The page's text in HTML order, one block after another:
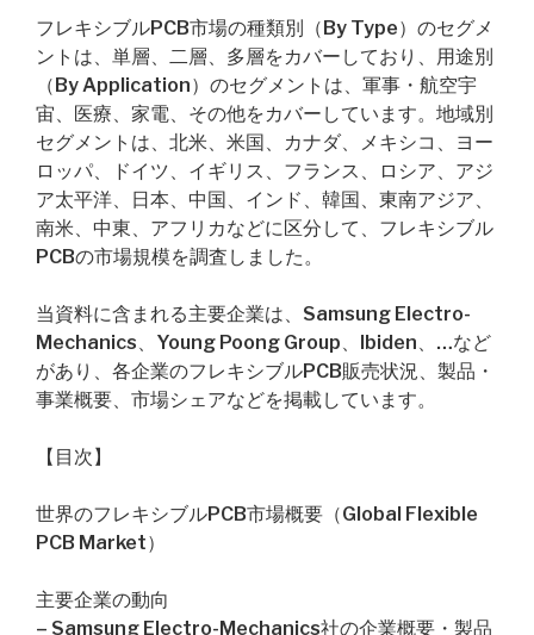
フレキシブルPCB市場の種類別（By Type）のセグメ
ントは、単層、二層、多層をカバーしており、用途別
（By Application）のセグメントは、軍事・航空宇
宙、医療、家電、その他をカバーしています。地域別
セグメントは、北米、米国、カナダ、メキシコ、ヨー
ロッパ、ドイツ、イギリス、フランス、ロシア、アジ
ア太平洋、日本、中国、インド、韓国、東南アジア、
南米、中東、アフリカなどに区分して、フレキシブル
PCBの市場規模を調査しました。
当資料に含まれる主要企業は、Samsung Electro-
Mechanics、Young Poong Group、Ibiden、…など
があり、各企業のフレキシブルPCB販売状況、製品・
事業概要、市場シェアなどを掲載しています。
【目次】
世界のフレキシブルPCB市場概要（Global Flexible
PCB Market）
主要企業の動向
– Samsung Electro-Mechanics社の企業概要・製品